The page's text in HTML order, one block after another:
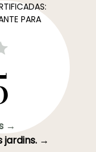
PARA
→
jardins. →